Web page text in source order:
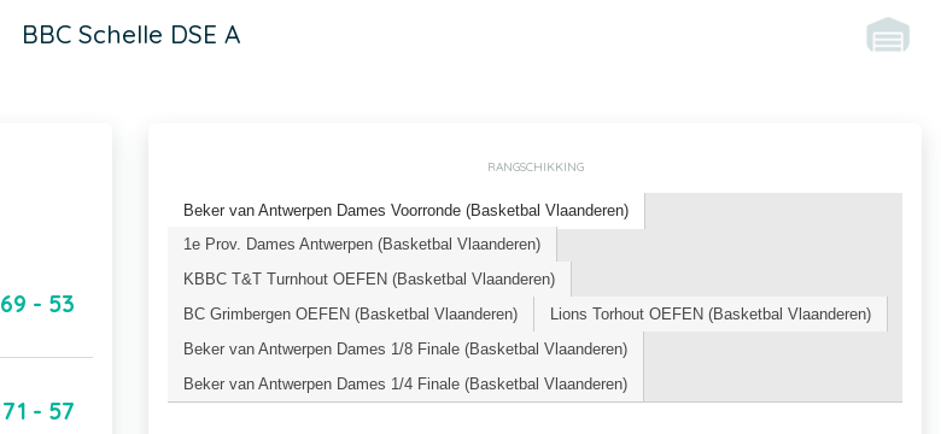
BBC Schelle DSE A
69 - 53
71 - 57
RANGSCHIKKING
Beker van Antwerpen Dames Voorronde (Basketbal Vlaanderen)
1e Prov. Dames Antwerpen (Basketbal Vlaanderen)
KBBC T&T Turnhout OEFEN (Basketbal Vlaanderen)
BC Grimbergen OEFEN (Basketbal Vlaanderen)
Lions Torhout OEFEN (Basketbal Vlaanderen)
Beker van Antwerpen Dames 1/8 Finale (Basketbal Vlaanderen)
Beker van Antwerpen Dames 1/4 Finale (Basketbal Vlaanderen)